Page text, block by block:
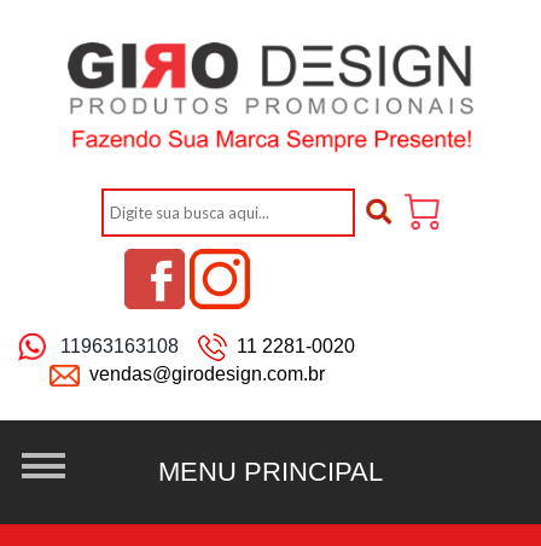
11963163108
11 2281-0020
vendas@girodesign.com.br